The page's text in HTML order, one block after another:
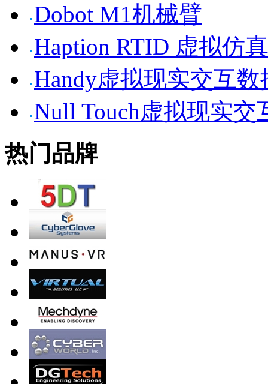
Dobot M1机械臂
Haption RTID 虚拟仿
Handy虚拟现实交互数
Null Touch虚拟现实交
热门品牌